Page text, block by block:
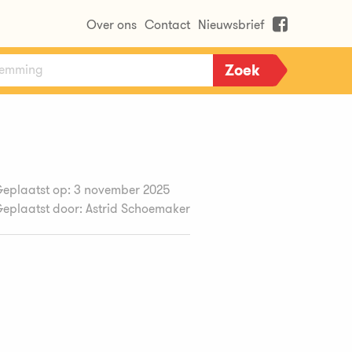
Over ons Contact Nieuwsbrief
op: 3 november 2025
door: Astrid Schoemaker